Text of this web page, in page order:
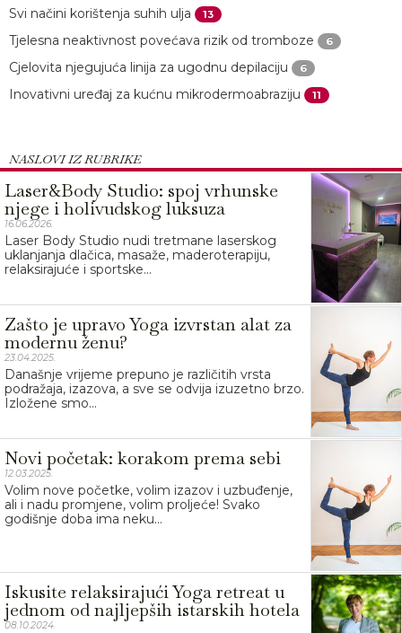
Svi načini korištenja suhih ulja 13
Tjelesna neaktivnost povećava rizik od tromboze 6
Cjelovita njegujuća linija za ugodnu depilaciju 6
Inovativni uređaj za kućnu mikrodermoabraziju 11
NASLOVI IZ RUBRIKE
Laser&Body Studio: spoj vrhunske
njege i holivudskog luksuza
16.06.2026.
Laser Body Studio nudi tretmane laserskog
uklanjanja dlačica, masaže, maderoterapiju,
relaksirajuće i sportske...
Zašto je upravo Yoga izvrstan alat za
modernu ženu?
23.04.2025.
Današnje vrijeme prepuno je različitih vrsta
podražaja, izazova, a sve se odvija izuzetno brzo.
Izložene smo...
Novi početak: korakom prema sebi
12.03.2025.
Volim nove početke, volim izazov i uzbuđenje,
ali i nadu promjene, volim proljeće! Svako
godišnje doba ima neku...
Iskusite relaksirajući Yoga retreat u
jednom od najljepših istarskih hotela
08.10.2024.